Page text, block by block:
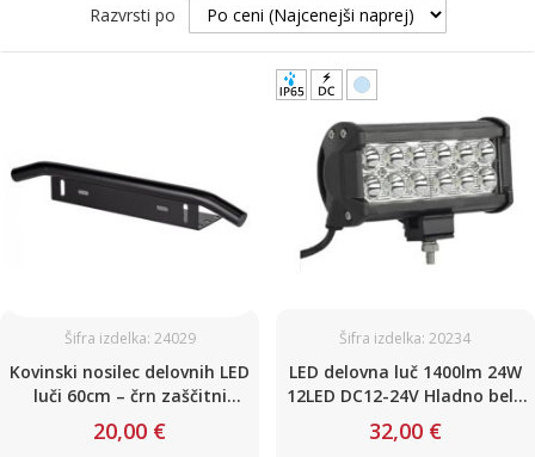
Razvrsti po
Šifra izdelka: 24029
Kovinski nosilec delovnih LED
luči 60cm – črn zaščitni
odbijač za ATV, UTV,
štirikolesnik
20,00 €
Šifra izdelka: 20234
LED delovna luč 1400lm 24W
12LED DC12-24V Hladno bela
L-165mm
32,00 €